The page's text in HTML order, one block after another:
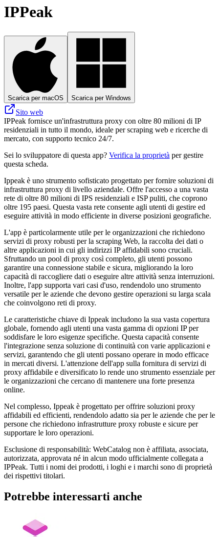
IPPeak
Scarica per macOS Scarica per Windows
Sito web
IPPeak fornisce un'infrastruttura proxy con oltre 80 milioni di IP
residenziali in tutto il mondo, ideale per scraping web e ricerche di
mercato, con supporto tecnico 24/7.
Sei lo sviluppatore di questa app? Verifica la proprietà per gestire
questa scheda.
Ippeak è uno strumento sofisticato progettato per fornire soluzioni di
infrastruttura proxy di livello aziendale. Offre l'accesso a una vasta
rete di oltre 80 milioni di IPS residenziali e ISP puliti, che coprono
oltre 195 paesi. Questa vasta rete consente agli utenti di gestire ed
eseguire attività in modo efficiente in diverse posizioni geografiche.
L'app è particolarmente utile per le organizzazioni che richiedono
servizi di proxy robusti per la scraping Web, la raccolta dei dati o
altre applicazioni in cui gli indirizzi IP affidabili sono cruciali.
Sfruttando un pool di proxy così completo, gli utenti possono
garantire una connessione stabile e sicura, migliorando la loro
capacità di raccogliere dati o eseguire altre attività senza interruzioni.
Inoltre, l'app supporta vari casi d'uso, rendendolo uno strumento
versatile per le aziende che devono gestire operazioni su larga scala
che coinvolgono reti di proxy.
Le caratteristiche chiave di Ippeak includono la sua vasta copertura
globale, fornendo agli utenti una vasta gamma di opzioni IP per
soddisfare le loro esigenze specifiche. Questa capacità consente
l'integrazione senza soluzione di continuità con varie applicazioni e
servizi, garantendo che gli utenti possano operare in modo efficace
in mercati diversi. L'attenzione dell'app sulla fornitura di servizi di
proxy affidabile e diversificato lo rende uno strumento essenziale per
le organizzazioni che cercano di mantenere una forte presenza
online.
Nel complesso, Ippeak è progettato per offrire soluzioni proxy
affidabili ed efficienti, rendendolo adatto sia per le aziende che per le
persone che richiedono infrastrutture proxy robuste e sicure per
supportare le loro operazioni.
Esclusione di responsabilità: WebCatalog non è affiliata, associata,
autorizzata, approvata né in alcun modo ufficialmente collegata a
IPPeak. Tutti i nomi dei prodotti, i loghi e i marchi sono di proprietà
dei rispettivi titolari.
Potrebbe interessarti anche